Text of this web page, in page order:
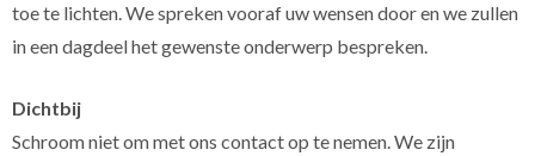
toe te lichten. We spreken vooraf uw wensen door en we zullen
in een dagdeel het gewenste onderwerp bespreken.
Dichtbij
Schroom niet om met ons contact op te nemen. We zijn